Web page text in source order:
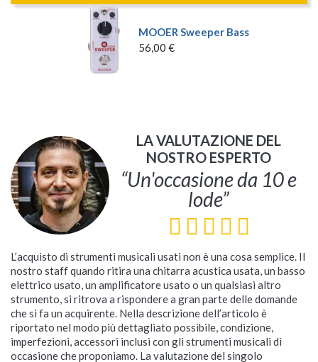
MOOER Sweeper Bass
56,00 €
LA VALUTAZIONE DEL
NOSTRO ESPERTO
“Un'occasione da 10 e
lode”
L’acquisto di strumenti musicali usati non è una cosa semplice. Il
nostro staff quando ritira una chitarra acustica usata, un basso
elettrico usato, un amplificatore usato o un qualsiasi altro
strumento, si ritrova a rispondere a gran parte delle domande
che si fa un acquirente. Nella descrizione dell’articolo è
riportato nel modo più dettagliato possibile, condizione,
imperfezioni, accessori inclusi con gli strumenti musicali di
occasione che proponiamo. La valutazione del singolo